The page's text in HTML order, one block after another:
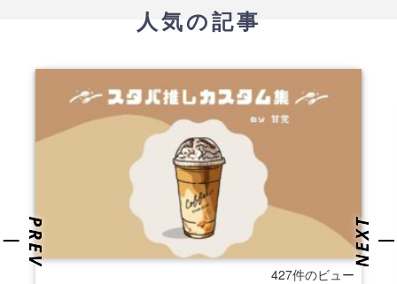
人気の記事
427件のビュー